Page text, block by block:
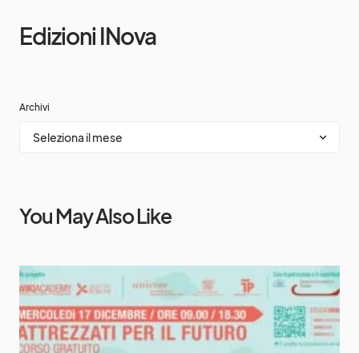
Edizioni INova
Archivi
You May Also Like